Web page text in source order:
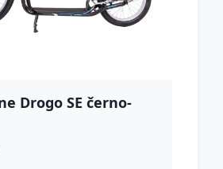
Drogo SE černo-